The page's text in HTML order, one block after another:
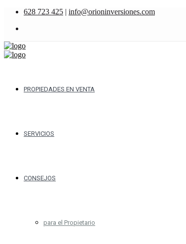
628 723 425 | info@orioninversiones.com
PROPIEDADES EN VENTA
SERVICIOS
CONSEJOS
para el Propietario